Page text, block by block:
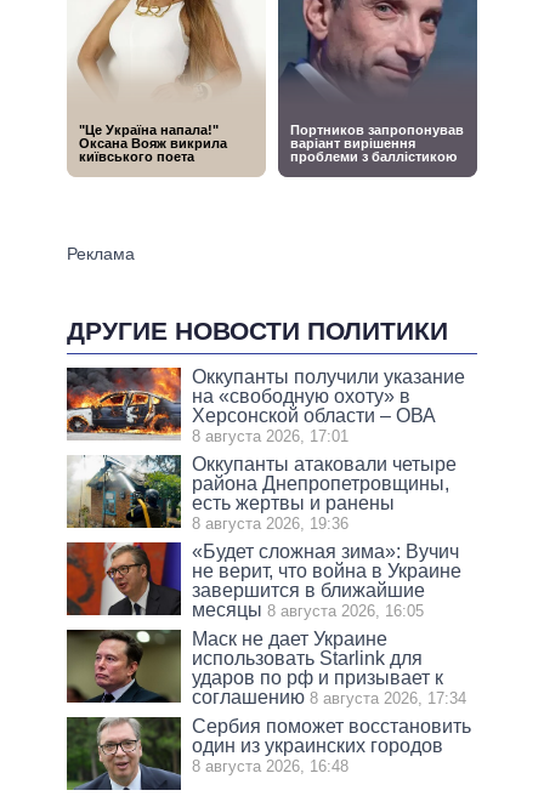
ДРУГИЕ НОВОСТИ ПОЛИТИКИ
Оккупанты получили указание
на «свободную охоту» в
Херсонской области – ОВА
8 августа 2026, 17:01
Оккупанты атаковали четыре
района Днепропетровщины,
есть жертвы и ранены
8 августа 2026, 19:36
«Будет сложная зима»: Вучич
не верит, что война в Украине
завершится в ближайшие
месяцы 8 августа 2026, 16:05
Маск не дает Украине
использовать Starlink для
ударов по рф и призывает к
соглашению 8 августа 2026, 17:34
Сербия поможет восстановить
один из украинских городов
8 августа 2026, 16:48